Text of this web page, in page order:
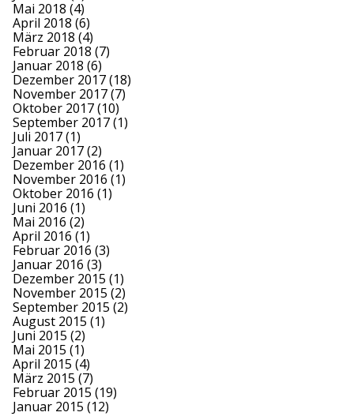
Mai 2018 (4)
April 2018 (6)
März 2018 (4)
Februar 2018 (7)
Januar 2018 (6)
Dezember 2017(18)
November 2017(7)
Oktober 2017(10)
September 2017(1)
Juli 2017(1)
Januar 2017(2)
Dezember 2016 (1)
November 2016 (1)
Oktober 2016 (1)
Juni 2016 (1)
Mai 2016 (2)
April 2016 (1)
Februar 2016 (3)
Januar 2016 (3)
Dezember 2015 (1)
November 2015 (2)
September 2015 (2)
August 2015 (1)
Juni 2015 (2)
Mai 2015 (1)
April 2015 (4)
März 2015 (7)
Februar 2015 (19)
Januar 2015 (12)